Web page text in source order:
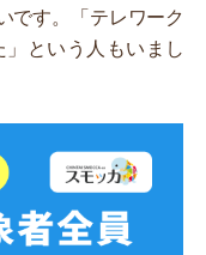
です。「テレワーク
という人もいまし